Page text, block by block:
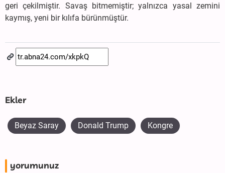
geri çekilmiştir. Savaş bitmemiştir; yalnızca yasal zemini
kaymış, yeni bir kılıfa bürünmüştür.
Ekler
Beyaz Saray Donald Trump Kongre
yorumunuz